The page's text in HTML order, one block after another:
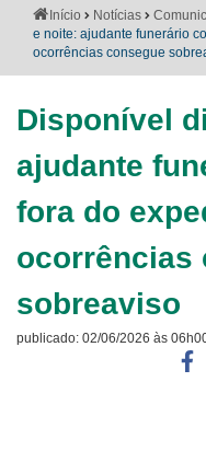
clique
fechar
o
menu
Notícias
Jurisprudência
Transparência
Você
está
aqui:
Início Notícias
e noite: ajudante funerário
ocorrências consegue
Disponível
ajudante
fora do
ocorrências
sobreaviso
publicado: 02/06/2026 às